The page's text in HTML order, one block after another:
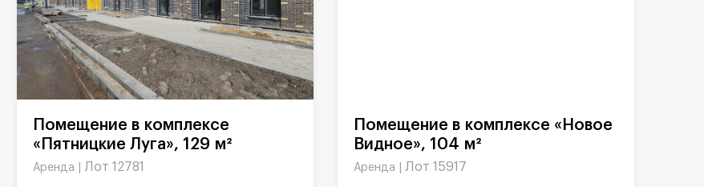
«Пятницкие Луга», 129 м²
Аренда | Лот 12781
Видное», 104 м²
Аренда | Лот 15917